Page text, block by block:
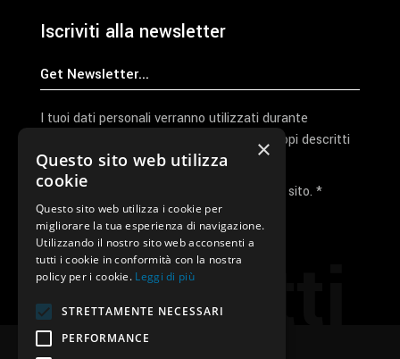
Contatti
Iscriviti alla newsletter
I tuoi dati personali verranno utilizzati durante
l'elaborazione della richiesta e per altri scopi descritti
nella nostraprivacy policy
Ho letto e accetto la privacy policy del sito. *
Invia I Dati
×
Questo sito web utilizza
cookie
Questo sito web utilizza i cookie per
migliorare la tua esperienza di navigazione.
Utilizzando il nostro sito web acconsenti a
tutti i cookie in conformità con la nostra
policy per i cookie. Leggi di più
STRETTAMENTE NECESSARI
PERFORMANCE